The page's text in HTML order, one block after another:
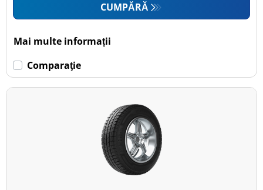
CUMPĂRĂ
Mai multe informații
Comparaţie